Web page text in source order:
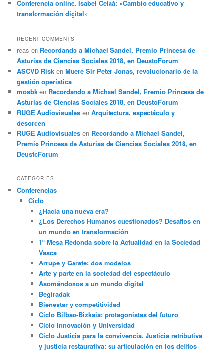
Conferencia online. Isabel Celaá: «Cambio educativo y
transformación digital»
RECENT COMMENTS
reas en Recordando a Michael Sandel, Premio Princesa de
Asturias de Ciencias Sociales 2018, en DeustoForum
ASCVD Risk enMuere Sir Peter Jonas, revolucionario de la
gestión operística
mosbk en Recordando a Michael Sandel, Premio Princesa de
Asturias de Ciencias Sociales 2018, en DeustoForum
RUGE Audiovisuales enArquitectura, espectáculo y
desorden
RUGE Audiovisuales en Recordando a Michael Sandel,
Premio Princesa de Asturias de Ciencias Sociales 2018, en
DeustoForum
CATEGORIES
Conferencias
Ciclo
¿Hacia una nueva era?
¿Los Derechos Humanos cuestionados? Desafíos en
un mundo en transformación
1º Mesa Redonda sobre la Actualidad en la Sociedad
Vasca
Arrupe y Gárate: dos modelos
Arte y parte en la sociedad del espectáculo
Asomándonos a un mundo digital
Begiradak
Bienestar y competitividad
Ciclo Bilbao-Bizkaia: protagonistas del futuro
Ciclo Innovación y Universidad
Ciclo Justicia para la convivencia. Justicia retributiva
y justicia restaurativa: su articulación en los delitos